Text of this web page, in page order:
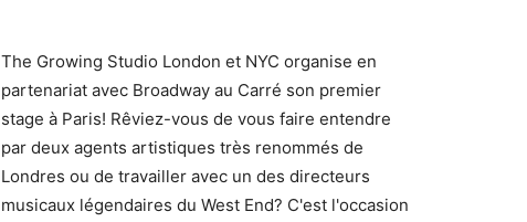
The Growing Studio London et NYC organise en
partenariat avec Broadway au Carré son premier
stage à Paris! Rêviez-vous de vous faire entendre
par deux agents artistiques très renommés de
Londres ou de travailler avec un des directeurs
musicaux légendaires du West End? C'est l'occasion